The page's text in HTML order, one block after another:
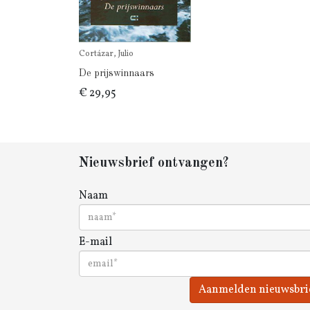
Cortázar, Julio
De prijswinnaars
€ 29,95
Nieuwsbrief ontvangen?
Naam
E-mail
Aanmelden